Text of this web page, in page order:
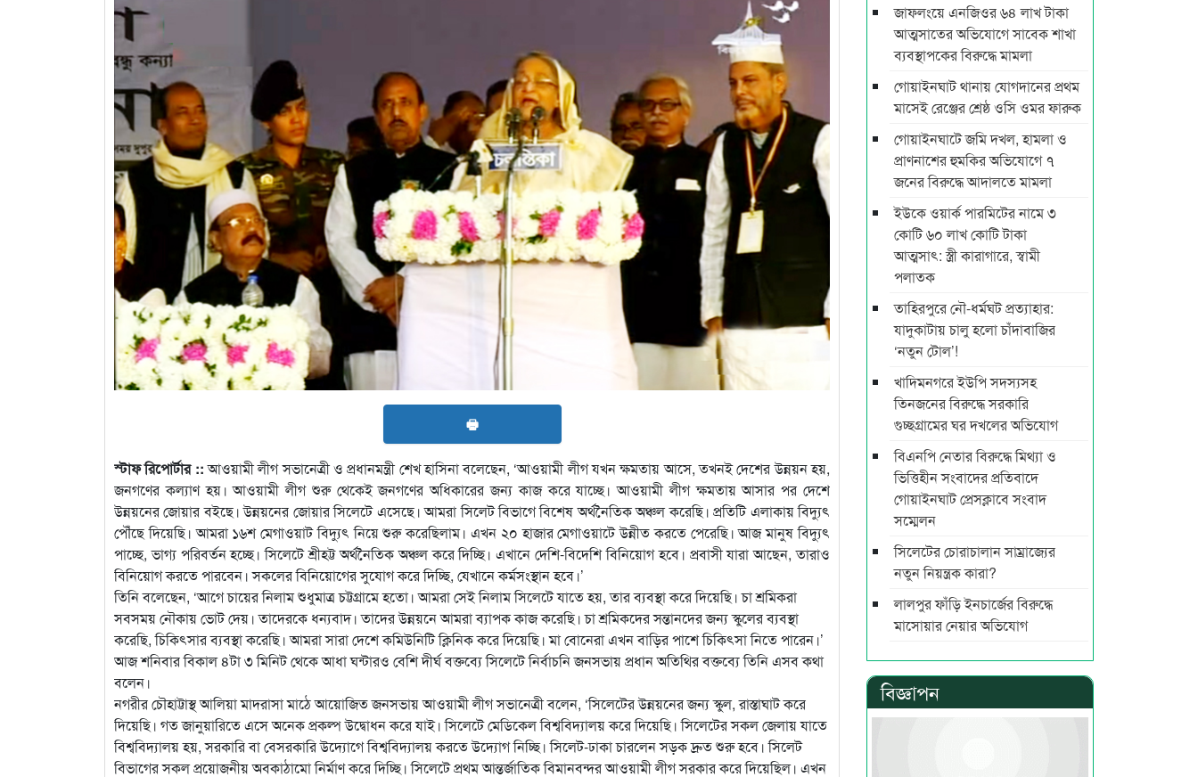
🖶
স্টাফ রিপোর্টার ::আওয়ামী লীগ সভানেত্রী ও প্রধানমন্ত্রী শেখ হাসিনা বলেছেন, ‘আওয়ামী লীগ যখন ক্ষমতায় আসে, তখনই দেশের উন্নয়ন হয়,
জনগণের কল্যাণ হয়। আওয়ামী লীগ শুরু থেকেই জনগণের অধিকারের জন্য কাজ করে যাচ্ছে। আওয়ামী লীগ ক্ষমতায় আসার পর দেশে
উন্নয়নের জোয়ার বইছে। উন্নয়নের জোয়ার সিলেটে এসেছে। আমরা সিলেট বিভাগে বিশেষ অর্থনৈতিক অঞ্চল করেছি। প্রতিটি এলাকায় বিদ্যুৎ
পৌঁছে দিয়েছি। আমরা ১৬শ মেগাওয়াট বিদ্যুৎ নিয়ে শুরু করেছিলাম। এখন ২০ হাজার মেগাওয়াটে উন্নীত করতে পেরেছি। আজ মানুষ বিদ্যুৎ
পাচ্ছে, ভাগ্য পরিবর্তন হচ্ছে। সিলেটে শ্রীহট্ট অর্থনৈতিক অঞ্চল করে দিচ্ছি। এখানে দেশি-বিদেশি বিনিয়োগ হবে। প্রবাসী যারা আছেন, তারাও
বিনিয়োগ করতে পারবেন। সকলের বিনিয়োগের সুযোগ করে দিচ্ছি, যেখানে কর্মসংস্থান হবে।’
তিনি বলেছেন, ‘আগে চায়ের নিলাম শুধুমাত্র চট্টগ্রামে হতো। আমরা সেই নিলাম সিলেটে যাতে হয়, তার ব্যবস্থা করে দিয়েছি। চা শ্রমিকরা
সবসময় নৌকায় ভোট দেয়। তাদেরকে ধন্যবাদ। তাদের উন্নয়নে আমরা ব্যাপক কাজ করেছি। চা শ্রমিকদের সন্তানদের জন্য স্কুলের ব্যবস্থা
করেছি, চিকিৎসার ব্যবস্থা করেছি। আমরা সারা দেশে কমিউনিটি ক্লিনিক করে দিয়েছি। মা বোনেরা এখন বাড়ির পাশে চিকিৎসা নিতে পারেন।’
আজ শনিবার বিকাল ৪টা ৩ মিনিট থেকে আধা ঘন্টারও বেশি দীর্ঘ বক্তব্যে সিলেটে নির্বাচনি জনসভায় প্রধান অতিথির বক্তব্যে তিনি এসব কথা
বলেন।
নগরীর চৌহাট্টাস্থ আলিয়া মাদরাসা মাঠে আয়োজিত জনসভায় আওয়ামী লীগ সভানেত্রী বলেন, ‘সিলেটের উন্নয়নের জন্য স্কুল, রাস্তাঘাট করে
দিয়েছি। গত জানুয়ারিতে এসে অনেক প্রকল্প উদ্বোধন করে যাই। সিলেটে মেডিকেল বিশ্ববিদ্যালয় করে দিয়েছি। সিলেটের সকল জেলায় যাতে
বিশ্ববিদ্যালয় হয়, সরকারি বা বেসরকারি উদ্যোগে বিশ্ববিদ্যালয় করতে উদ্যোগ নিচ্ছি। সিলেট-ঢাকা চারলেন সড়ক দ্রুত শুরু হবে। সিলেট
বিভাগের সকল প্রয়োজনীয় অবকাঠামো নির্মাণ করে দিচ্ছি। সিলেটে প্রথম আন্তর্জাতিক বিমানবন্দর আওয়ামী লীগ সরকার করে দিয়েছিল। এখন
জাফলংয়ে এনজিওর ৬৪ লাখ টাকা
আত্মসাতের অভিযোগে সাবেক শাখা
ব্যবস্থাপকের বিরুদ্ধে মামলা
গোয়াইনঘাট থানায় যোগদানের প্রথম
মাসেই রেঞ্জের শ্রেষ্ঠ ওসি ওমর ফারুক
গোয়াইনঘাটে জমি দখল, হামলা ও
প্রাণনাশের হুমকির অভিযোগে ৭
জনের বিরুদ্ধে আদালতে মামলা
ইউকে ওয়ার্ক পারমিটের নামে ৩
কোটি ৬০ লাখ কোটি টাকা
আত্মসাৎ: স্ত্রী কারাগারে, স্বামী
পলাতক
তাহিরপুরে নৌ-ধর্মঘট প্রত্যাহার:
যাদুকাটায় চালু হলো চাঁদাবাজির
‘নতুন টোল’!
খাদিমনগরে ইউপি সদস্যসহ
তিনজনের বিরুদ্ধে সরকারি
গুচ্ছগ্রামের ঘর দখলের অভিযোগ
বিএনপি নেতার বিরুদ্ধে মিথ্যা ও
ভিত্তিহীন সংবাদের প্রতিবাদে
গোয়াইনঘাট প্রেসক্লাবে সংবাদ
সম্মেলন
সিলেটের চোরাচালান সাম্রাজ্যের
নতুন নিয়ন্ত্রক কারা?
লালপুর ফাঁড়ি ইনচার্জের বিরুদ্ধে
মাসোয়ার নেয়ার অভিযোগ
বিজ্ঞাপন